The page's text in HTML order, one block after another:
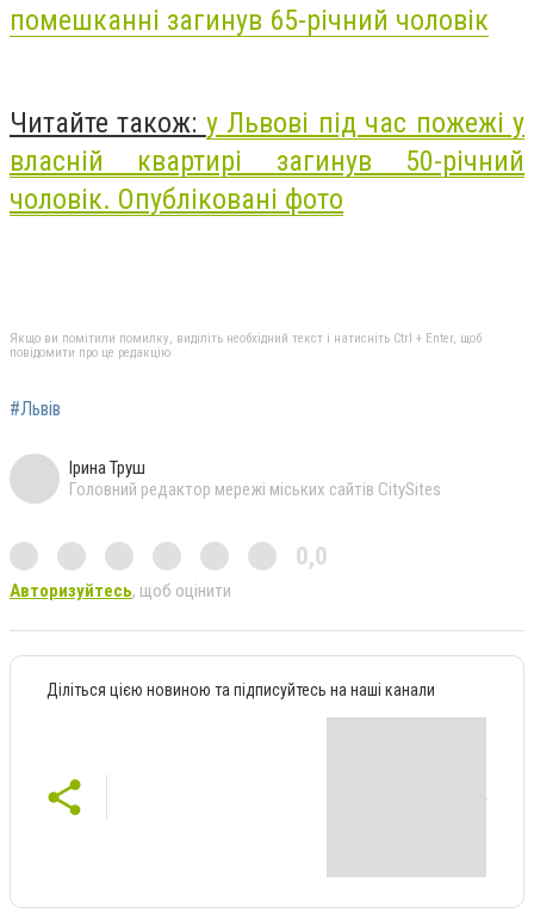
помешканні загинув 65-річний чоловік
Читайте також: у Львові під час пожежі у
власній квартирі загинув 50-річний
чоловік. Опубліковані фото
Якщо ви помітили помилку, виділіть необхідний текст і натисніть Ctrl + Enter, щоб
повідомити про це редакцію
#Львів
Ірина Труш
Головний редактор мережі міських сайтів CitySites
0,0
Авторизуйтесь, щоб оцінити
Діліться цією новиною та підписуйтесь на наші канали